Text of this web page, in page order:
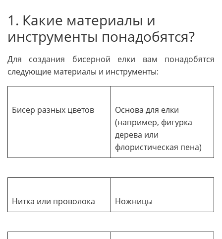
1. Какие материалы и
инструменты понадобятся?
Для создания бисерной елки вам понадобятся
следующие материалы и инструменты:
Бисер разных цветов
Основа для елки
(например, фигурка
дерева или
флористическая пена)
Нитка или проволока Ножницы